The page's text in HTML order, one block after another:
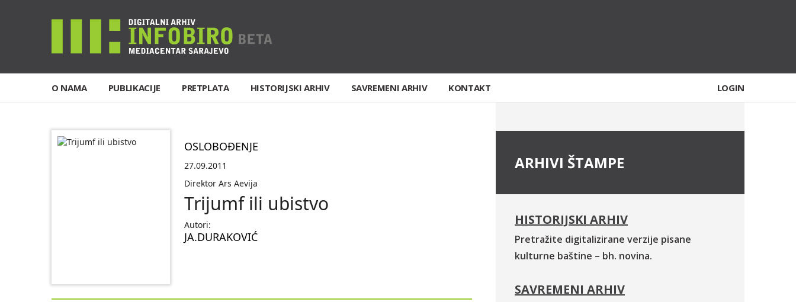
O NAMA PUBLIKACIJE PRETPLATA HISTORIJSKI ARHIV SAVREMENI ARHIV KONTAKT LOGIN
OSLOBOĐENJE
27.09.2011
Direktor Ars Aevija
Trijumf ili ubistvo
Autori:
JA.DURAKOVIĆ
ARHIVI ŠTAMPE
HISTORIJSKI ARHIV
Pretražite digitalizirane verzije pisane
kulturne baštine – bh. novina.
SAVREMENI ARHIV